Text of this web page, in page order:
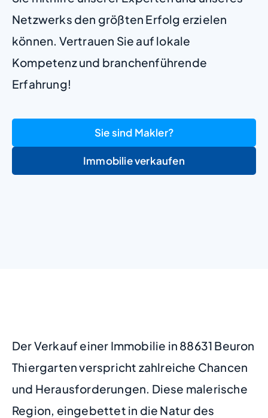
Netzwerks den größten Erfolg erzielen
können. Vertrauen Sie auf lokale
Kompetenz und branchenführende
Erfahrung!
Sie sind Makler?
Immobilie verkaufen
Der Verkauf einer Immobilie in 88631 Beuron
Thiergarten verspricht zahlreiche Chancen
und Herausforderungen. Diese malerische
Region, eingebettet in die Natur des